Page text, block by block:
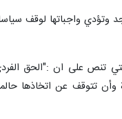
واجباتها لوقف سياسات
الدفاع عن نفسها وفقا للمادة 51 من ميثاق
تتوقف عن اتخاذها